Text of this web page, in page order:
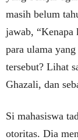
masih belum
jawab, “Kenapa
para ulama
tersebut? Lihat
Ghazali, dan
Si mahasiswa
otoritas. Dia